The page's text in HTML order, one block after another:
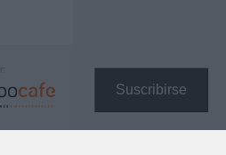
Suscribirse